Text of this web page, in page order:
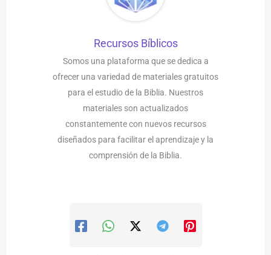
Recursos Bíblicos
Somos una plataforma que se dedica a
ofrecer una variedad de materiales gratuitos
para el estudio de la Biblia. Nuestros
materiales son actualizados
constantemente con nuevos recursos
diseñados para facilitar el aprendizaje y la
comprensión de la Biblia.